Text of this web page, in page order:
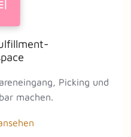
Picking und
machen.